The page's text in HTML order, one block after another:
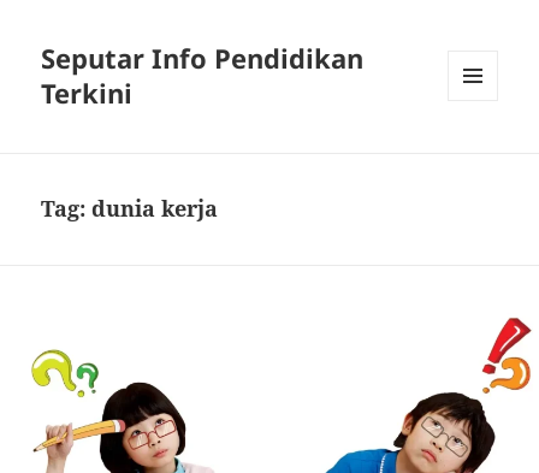
Seputar Info Pendidikan
Terkini
Tag:dunia kerja